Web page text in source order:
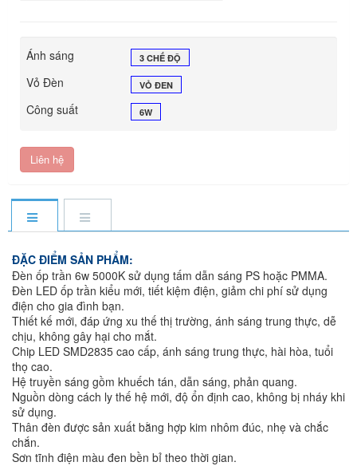
Ánh sáng 3 CHẾ ĐỘ
Vỏ Đèn VỎ ĐEN
Công suất 6W
Liên hệ
ĐẶC ĐIỂM SẢN PHẨM:
Đèn ốp trần 6w 5000K sử dụng tấm dẫn sáng PS hoặc PMMA.
Đèn LED ốp trần kiểu mới, tiết kiệm điện, giảm chi phí sử dụng
điện cho gia đình bạn.
Thiết kế mới, đáp ứng xu thế thị trường, ánh sáng trung thực, dễ
chịu, không gây hại cho mắt.
Chip LED SMD2835 cao cấp, ánh sáng trung thực, hài hòa, tuổi
thọ cao.
Hệ truyền sáng gồm khuếch tán, dẫn sáng, phản quang.
Nguồn dòng cách ly thế hệ mới, độ ổn định cao, không bị nháy khi
sử dụng.
Thân đèn được sản xuất bằng hợp kim nhôm đúc, nhẹ và chắc
chắn.
Sơn tĩnh điện màu đen bền bỉ theo thời gian.